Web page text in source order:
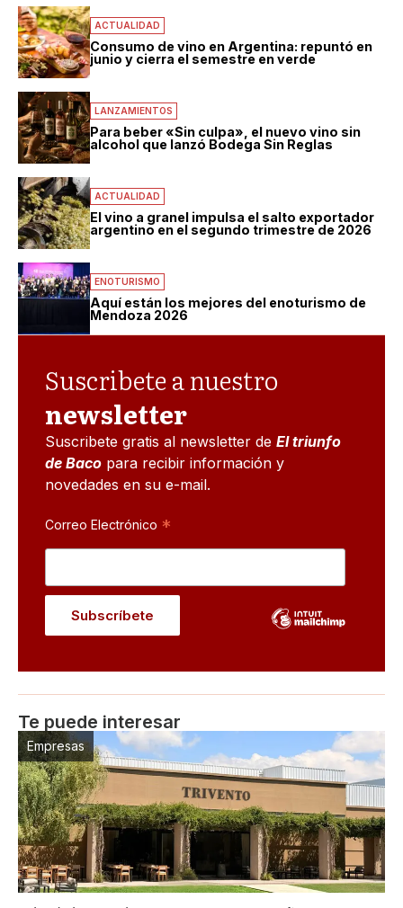
ACTUALIDAD
Consumo de vino en Argentina: repuntó en
junio y cierra el semestre en verde
LANZAMIENTOS
Para beber «Sin culpa», el nuevo vino sin
alcohol que lanzó Bodega Sin Reglas
ACTUALIDAD
El vino a granel impulsa el salto exportador
argentino en el segundo trimestre de 2026
ENOTURISMO
Aquí están los mejores del enoturismo de
Mendoza 2026
Suscribete a nuestro
newsletter
Suscribete gratis al newsletter de El triunfo
de Baco para recibir información y
novedades en su e-mail.
Correo Electrónico *
Te puede interesar
Empresas